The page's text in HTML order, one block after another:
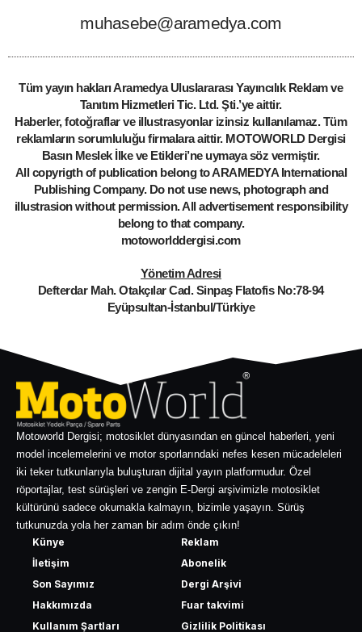
muhasebe@aramedya.com
Tüm yayın hakları Aramedya Uluslararası Yayıncılık Reklam ve
Tanıtım Hizmetleri Tic. Ltd. Şti.’ye aittir.
Haberler, fotoğraflar ve illustrasyonlar izinsiz kullanılamaz. Tüm
reklamların sorumluluğu firmalara aittir. MOTOWORLD Dergisi
Basın Meslek İlke ve Etikleri’ne uymaya söz vermiştir.
All copyrigth of publication belong to ARAMEDYA International
Publishing Company. Do not use news, photograph and
illustrasion without permission. All advertisement responsibility
belong to that company.
motoworlddergisi.com
Yönetim Adresi
Defterdar Mah. Otakçılar Cad. Sinpaş Flatofis No:78-94
Eyüpsultan-İstanbul/Türkiye
Motoworld Dergisi; motosiklet dünyasından en güncel haberleri, yeni
model incelemelerini ve motor sporlarındaki nefes kesen mücadeleleri
iki teker tutkunlarıyla buluşturan dijital yayın platformudur. Özel
röportajlar, test sürüşleri ve zengin E-Dergi arşivimizle motosiklet
kültürünü sadece okumakla kalmayın, bizimle yaşayın. Sürüş
tutkunuzda yola her zaman bir adım önde çıkın!
Künye
İletişim
Son Sayımız
Hakkımızda
Kullanım Şartları
Reklam
Abonelik
Dergi Arşivi
Fuar takvimi
Gizlilik Politikası